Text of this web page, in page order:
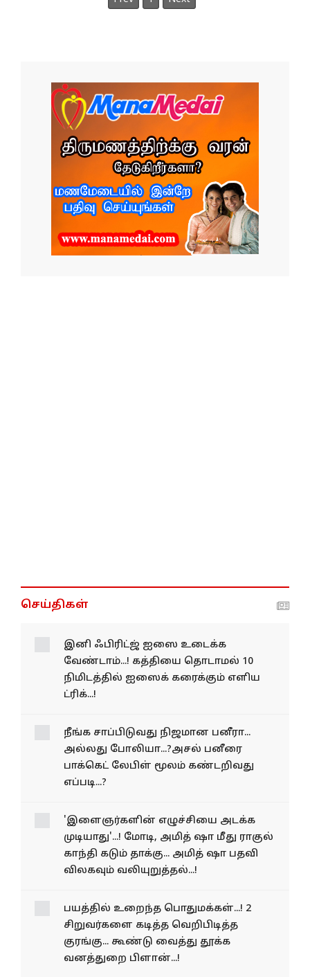
செய்திகள்
இனி ஃபிரிட்ஜ் ஐஸை
உடைக்க வேண்டாம்...!
கத்தியை தொடாமல் 10
நீங்க சாப்பிடுவது நிஜமான பனீரா...
அல்லது போலியா...?அசல் பனீரை
பாக்கெட் லேபிள் மூலம் கண்டறிவது
'இளைஞர்களின் எழுச்சியை
அடக்க முடியாது'...! மோடி,
அமித் ஷா மீது ராகுல் காந்தி
விலகவும் வலியுறுத்தல்...!
பயத்தில் உறைந்த
பொதுமக்கள்...! 2